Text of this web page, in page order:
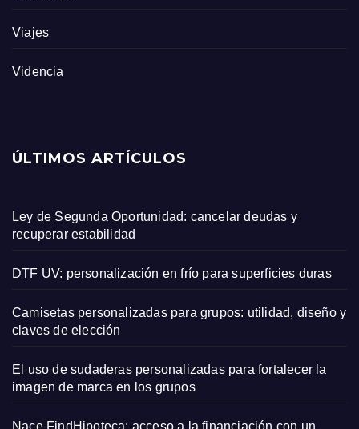
Viajes
Videncia
ÚLTIMOS ARTÍCULOS
Ley de Segunda Oportunidad: cancelar deudas y
recuperar estabilidad
DTF UV: personalización en frío para superficies duras
Camisetas personalizadas para grupos: utilidad, diseño y
claves de elección
El uso de sudaderas personalizadas para fortalecer la
imagen de marca en los grupos